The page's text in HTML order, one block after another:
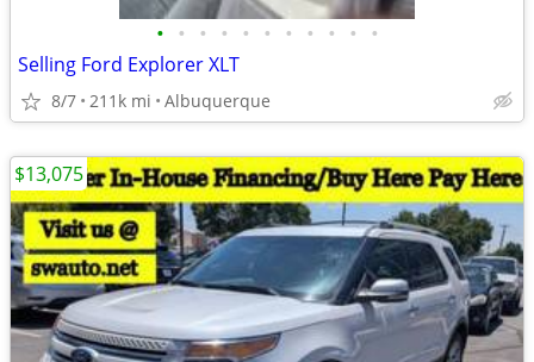
• • • • • • • • • • •
Selling Ford Explorer XLT
8/7 211k mi Albuquerque
$13,075